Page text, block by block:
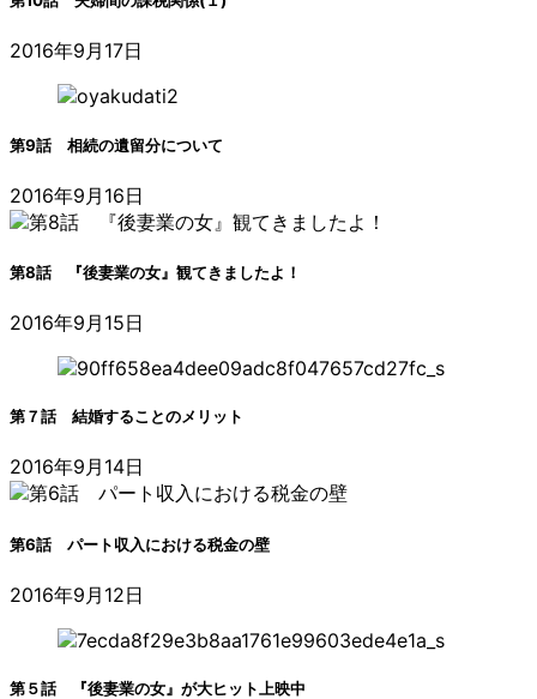
2016年9月17日
第9話 相続の遺留分について
2016年9月16日
第8話 『後妻業の女』観てきましたよ！
2016年9月15日
第７話 結婚することのメリット
2016年9月14日
第6話 パート収入における税金の壁
2016年9月12日
第５話 『後妻業の女』が大ヒット上映中